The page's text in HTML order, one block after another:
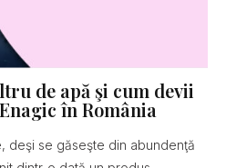
de apă şi cum devii
în România
deşi se găseşte din abundenţă